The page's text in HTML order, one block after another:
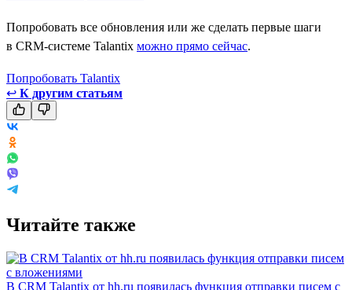
Попробовать все обновления или же сделать первые шаги
в CRM-системе Talantix можно прямо сейчас.
Попробовать Talantix
↩ К другим статьям
Читайте также
В CRM Talantix от hh.ru появилась функция отправки писем с